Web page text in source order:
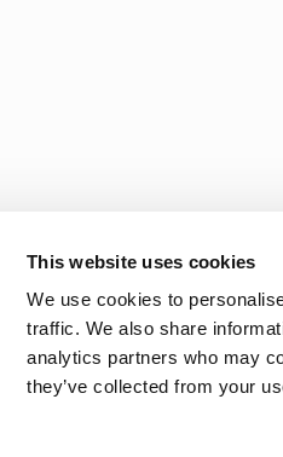
This website uses cookies
We use cookies to
traffic. We also share
analytics partners who may
they’ve collected from your